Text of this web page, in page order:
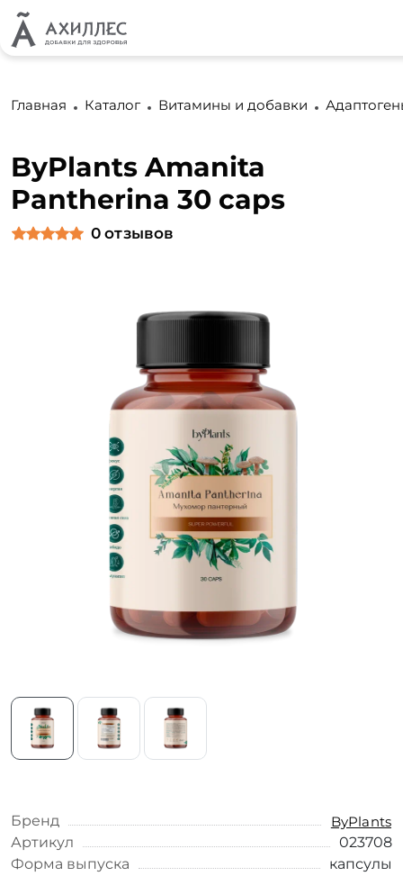
Главная Каталог Витамины и добавки
ByPlants Amanita
Pantherina 30 caps
0 отзывов
Бренд
ByPlants
Артикул
023708
Форма выпуска
капсулы